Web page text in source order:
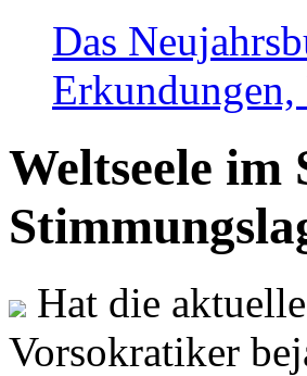
Das
Weltseele im
Hat die
Vorsokratiker